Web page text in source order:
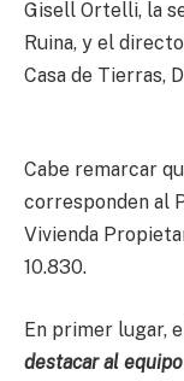
Gisell Ortelli, la
Ruina, y el
Casa de Tierras,
Cabe remarcar
corresponden al
Vivienda
10.830.
En primer lugar,
destacar al